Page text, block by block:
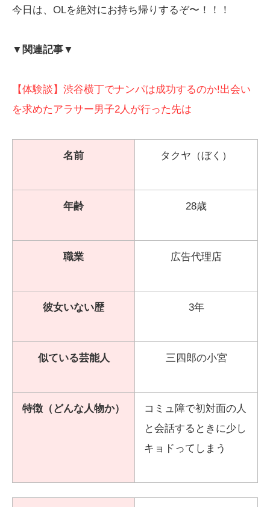
今日は、OLを絶対にお持ち帰りするぞ〜！！！
▼関連記事▼
【体験談】渋谷横丁でナンパは成功するのか!出会い
を求めたアラサー男子2人が行った先は
名前 タクヤ（ぼく）
年齢 28歳
職業 広告代理店
彼女いない歴 3年
似ている芸能人 三四郎の小宮
特徴（どんな人物か）
コミュ障で初対面の人
と会話するときに少し
キョドってしまう